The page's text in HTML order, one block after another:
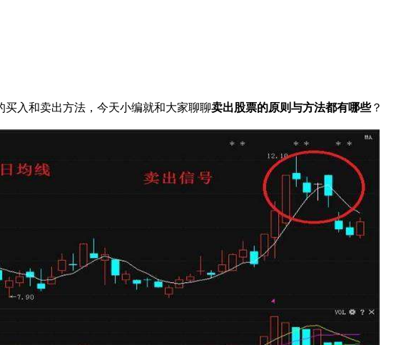
入和卖出方法，今天小编就和大家聊聊卖出股票的原则与方法都有哪些？